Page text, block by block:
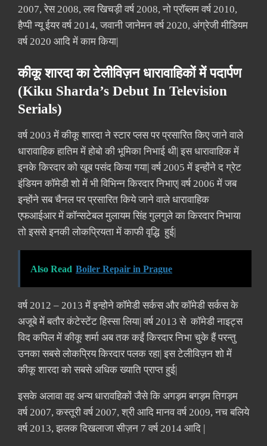
2007, रेस 2008, लव खिचड़ी वर्ष 2008, नो प्रॉब्लम वर्ष 2010,
हैप्पी न्यू ईयर वर्ष 2014, जवानी जानेमन वर्ष 2020, अंग्रेजी मीडियम
वर्ष 2020 आदि में काम किया|
कीकू शारदा का टेलीविज़न धारावाहिकों में पदार्पण
(Kiku Sharda’s Debut In Television
Serials)
वर्ष 2003 में कीकू शारदा ने स्टार प्लस पर प्रसारित किए जाने वाले
धारावाहिक हातिम में होबो की भूमिका निभाई थी| इस धारावाहिक में
इनके किरदार को खूब पसंद किया गया| वर्ष 2005 में इन्होंने द ग्रेट
इंडियन कॉमेडी शो में भी विभिन्न किरदार निभाए| वर्ष 2006 में जब
इन्होंने सब चैनल पर प्रसारित किये जाने वाले धारावाहिक
एफआईआर में कॉन्सटेबल मुलायम सिंह गुलगुले का किरदार निभाया
तो इससे इनकी लोकप्रियता में काफी वृद्धि हुई|
Also Read Boiler Repair in Prague
वर्ष 2012 – 2013 में इन्होने कॉमेडी सर्कस और कॉमेडी सर्कस के
अजूबे में बतौर कंटेस्टेंट हिस्सा लिया| वर्ष 2013 से कॉमेडी नाइट्स
विद कपिल में कीकू शर्मा अब तक कईं किरदार निभा चुके हैं परन्तु
उनका सबसे लोकप्रिय किरदार पलक रहा| इस टेलीविज़न शो में
कीकू शारदा को सबसे अधिक ख्याति प्राप्त हुई|
इसके अलावा वह अन्य धारावहिकों जैसे कि अगड़म बगड़म तिगड़म
वर्ष 2007, कस्तूरी वर्ष 2007, श्री आदि मानव वर्ष 2009, नच बलिये
वर्ष 2013, झलक दिखलाजा सीज़न 7 वर्ष 2014 आदि |